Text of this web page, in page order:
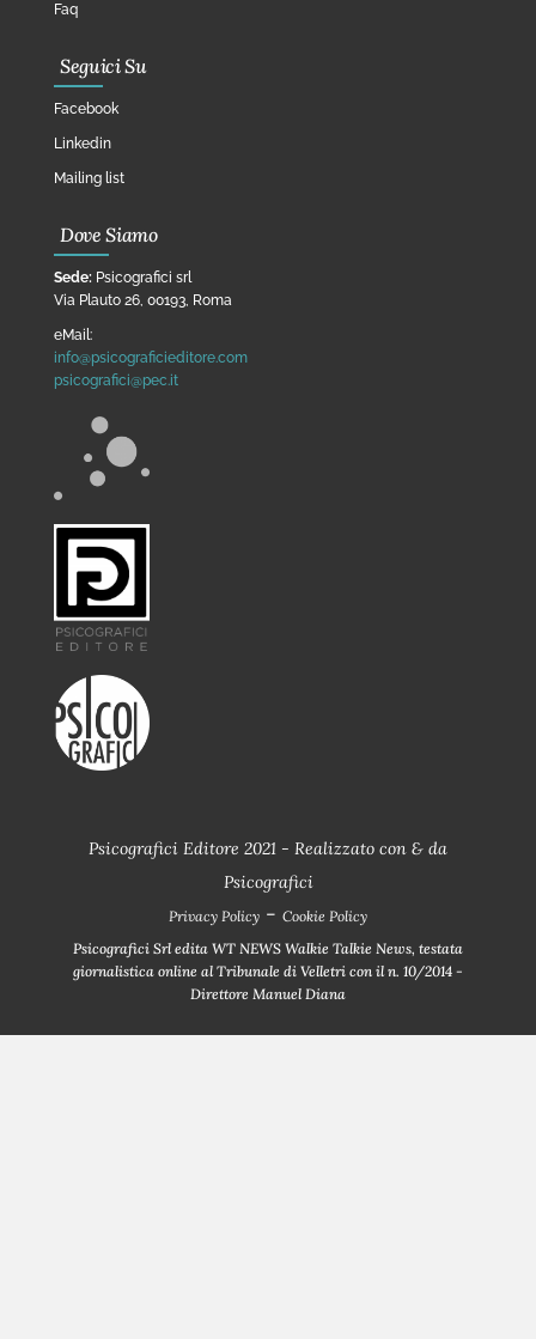
Faq
Seguici Su
Facebook
Linkedin
Mailing list
Dove Siamo
Sede: Psicografici srl
Via Plauto 26, 00193, Roma
eMail:
info@psicograficieditore.com
psicografici@pec.it
Psicografici Editore 2021 - Realizzato con & da
Psicografici
Privacy Policy - Cookie Policy
Psicografici Srl edita WT NEWS Walkie Talkie News, testata
giornalistica online al Tribunale di Velletri con il n. 10/2014 -
Direttore Manuel Diana